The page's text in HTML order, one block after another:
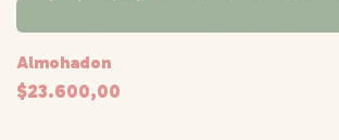
Almohadon
$23.600,00